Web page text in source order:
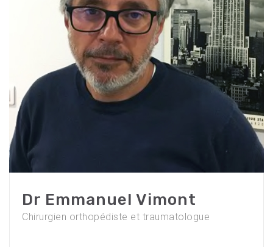
Dr Emmanuel Vimont
Chirurgien orthopédiste et traumatologue